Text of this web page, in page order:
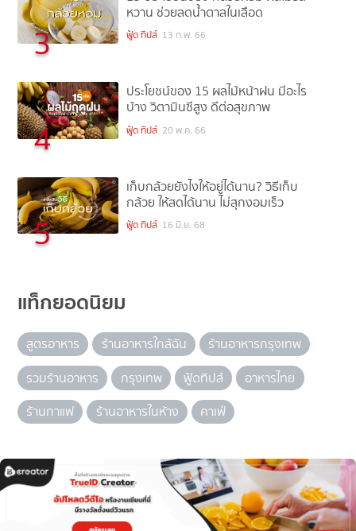
3
หวาน ช่วยลดน้ำตาลในเลือด
ฟู้ด ทิปส์ 13 ก.พ. 66
4
ประโยชน์ของ 15 ผลไม้หน้าฝน มีอะไร
บ้าง วิตามินซีสูง ดีต่อสุขภาพ
ฟู้ด ทิปส์ 20 พ.ค. 66
5
เก็บกล้วยยังไงให้อยู่ได้นาน? วิธีเก็บ
กล้วย ให้สดได้นาน ไม่สุกงอมเร็ว
ฟู้ด ทิปส์ 16 มิ.ย. 68
แท็กยอดนิยม
สูตรอาหาร ร้านอาหารใกล้ฉัน
ร้านอาหารกรุงเทพ
รวมร้านอาหาร
กรุงเทพ ฟู้ดทิปส์
อาหารไทย
ร้านกาแฟ
ร้านอาหารในห้าง คาเฟ่